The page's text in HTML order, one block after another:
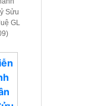
Sửu
GL